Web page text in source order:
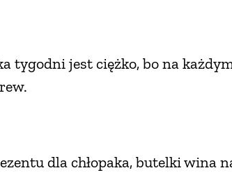
tygodni jest ciężko, bo na
dla chłopaka, butelki wina